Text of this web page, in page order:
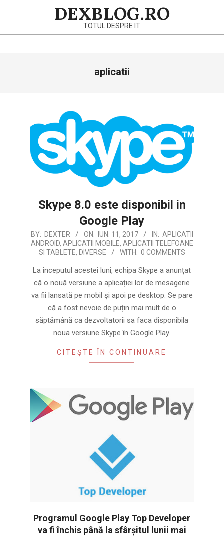
DEXBLOG.RO
TOTUL DESPRE IT
aplicatii
Skype 8.0 este disponibil in
Google Play
2017-
06-
BY: DEXTER ON: IUN. 11, 2017 IN: APLICATII
ANDROID, APLICATII MOBILE, APLICATII TELEFOANE
SI TABLETE, DIVERSE WITH: 0 COMMENTS
La începutul acestei luni, echipa Skype a anunțat
că o nouă versiune a aplicației lor de mesagerie
va fii lansată pe mobil și apoi pe desktop. Se pare
că a fost nevoie de puțin mai mult de o
săptămână ca dezvoltatorii sa faca disponibila
noua versiune Skype în Google Play.
CITEȘTE ÎN CONTINUARE
Programul Google Play Top Developer
va fi închis până la sfârșitul lunii mai